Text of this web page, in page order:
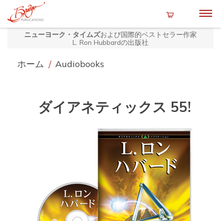
ニューヨーク・タイムズおよび国際的ベストセラー作家
L. Ron Hubbardの出版社
ホーム / Audiobooks
ダイアネティックス 55!